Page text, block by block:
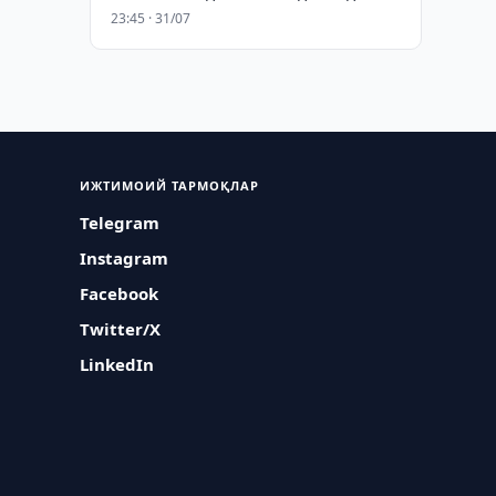
23:45 · 31/07
ИЖТИМОИЙ ТАРМОҚЛАР
Telegram
Instagram
Facebook
Twitter/X
LinkedIn